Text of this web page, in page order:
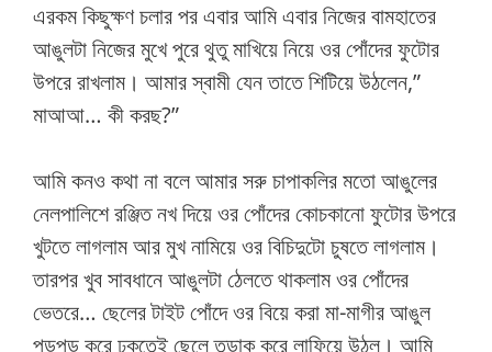
এরকম কিছুক্ষণ চলার পর এবার আমি এবার নিজের বামহাতের
আঙুলটা নিজের মুখে পুরে থুতু মাখিয়ে নিয়ে ওর পোঁদের ফুটোর
উপরে রাখলাম। আমার স্বামী যেন তাতে শিটিয়ে উঠলেন,”
মাআআ… কী করছ?”
আমি কনও কথা না বলে আমার সরু চাপাকলির মতো আঙুলের
নেলপালিশে রঞ্জিত নখ দিয়ে ওর পোঁদের কোচকানো ফুটোর উপরে
খুটতে লাগলাম আর মুখ নামিয়ে ওর বিচিদুটো চুষতে লাগলাম।
তারপর খুব সাবধানে আঙুলটা ঠেলতে থাকলাম ওর পোঁদের
ভেতরে… ছেলের টাইট পোঁদে ওর বিয়ে করা মা-মাগীর আঙুল
পড়পড় করে ঢুকতেই ছেলে তড়াক করে লাফিয়ে উঠল। আমি